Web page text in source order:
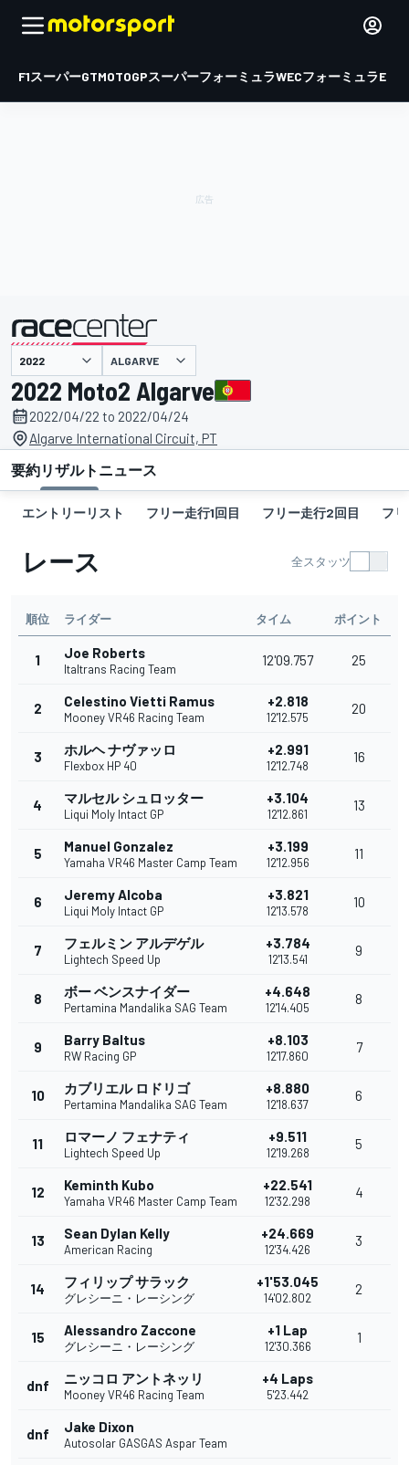
F1スーパーGTMOTOGPスーパーフォーミュラWECフォーミュラE
主催 ALGARVE
2022 Moto2 Algarve
2022/04/22 to 2022/04/24
Algarve International Circuit, PT
要約リザルト ニュース
エントリーリスト フリー走行1回目 フリー走行2回目 フ
レース 全スタッツ
順位 ライダー タイム ポイント
1 Joe Roberts
Italtrans Racing Team
12'09.757 25
2 Celestino Vietti Ramus
Mooney VR46 Racing Team
+2.818
12'12.575
20
3 ホルヘ ナヴァッロ
Flexbox HP 40
+2.991
12'12.748
16
4 マルセル シュロッター
Liqui Moly Intact GP
+3.104
12'12.861
13
5 Manuel Gonzalez
Yamaha VR46 Master Camp Team
+3.199
12'12.956
11
6 Jeremy Alcoba
Liqui Moly Intact GP
+3.821
12'13.578
10
7 フェルミン アルデゲル
Lightech Speed Up
+3.784
12'13.541
9
8 ボー ベンスナイダー
Pertamina Mandalika SAG Team
+4.648
12'14.405
8
9 Barry Baltus
RW Racing GP
+8.103
12'17.860
7
10 カブリエル ロドリゴ
Pertamina Mandalika SAG Team
+8.880
12'18.637
6
11 ロマーノ フェナティ
Lightech Speed Up
+9.511
12'19.268
5
12 Keminth Kubo
Yamaha VR46 Master Camp Team
+22.541
12'32.298
4
13 Sean Dylan Kelly
American Racing
+24.669
12'34.426
3
14 フィリップ サラック
グレシーニ・レーシング
+1'53.045
14'02.802
2
15 Alessandro Zaccone
グレシーニ・レーシング
+1 Lap
12'30.366
1
dnf ニッコロ アントネッリ
Mooney VR46 Racing Team
+4 Laps
5'23.442
dnf Jake Dixon
Autosolar GASGAS Aspar Team